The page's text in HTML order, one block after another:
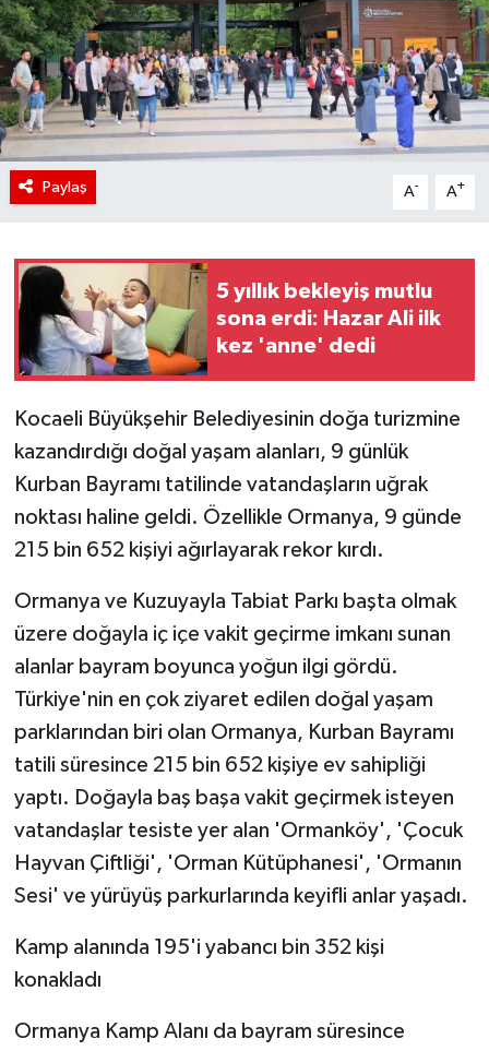
Paylaş A- A+
5 yıllık bekleyiş mutlu
sona erdi: Hazar Ali ilk
kez 'anne' dedi
Kocaeli Büyükşehir Belediyesinin doğa turizmine
kazandırdığı doğal yaşam alanları, 9 günlük
Kurban Bayramı tatilinde vatandaşların uğrak
noktası haline geldi. Özellikle Ormanya, 9 günde
215 bin 652 kişiyi ağırlayarak rekor kırdı.
Ormanya ve Kuzuyayla Tabiat Parkı başta olmak
üzere doğayla iç içe vakit geçirme imkanı sunan
alanlar bayram boyunca yoğun ilgi gördü.
Türkiye'nin en çok ziyaret edilen doğal yaşam
parklarından biri olan Ormanya, Kurban Bayramı
tatili süresince 215 bin 652 kişiye ev sahipliği
yaptı. Doğayla baş başa vakit geçirmek isteyen
vatandaşlar tesiste yer alan 'Ormanköy', 'Çocuk
Hayvan Çiftliği', 'Orman Kütüphanesi', 'Ormanın
Sesi' ve yürüyüş parkurlarında keyifli anlar yaşadı.
Kamp alanında 195'i yabancı bin 352 kişi
konakladı
Ormanya Kamp Alanı da bayram süresince